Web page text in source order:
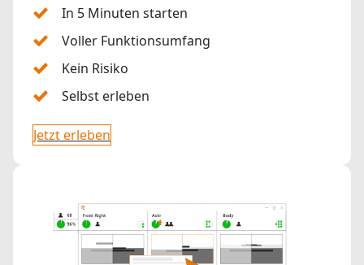
In 5 Minuten starten
Voller Funktionsumfang
Kein Risiko
Selbst erleben
Jetzt erleben